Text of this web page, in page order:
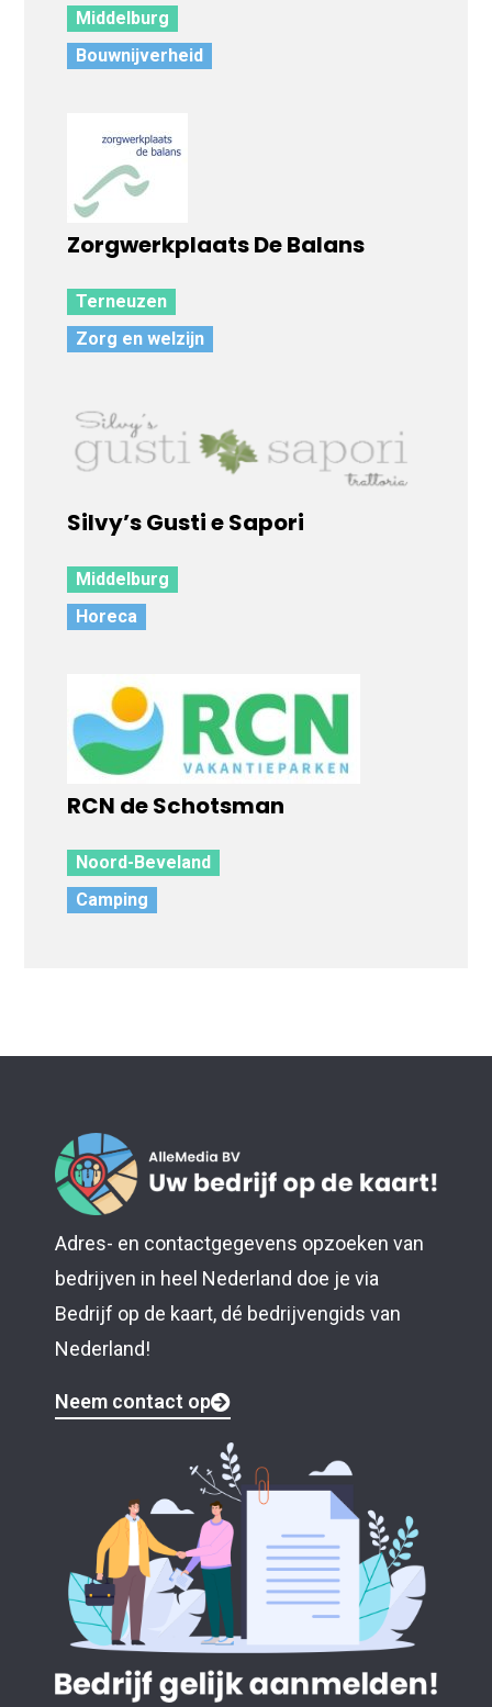
Middelburg
Bouwnijverheid
Zorgwerkplaats De Balans
Terneuzen
Zorg en welzijn
Silvy’s Gusti e Sapori
Middelburg
Horeca
RCN de Schotsman
Noord-Beveland
Camping
Adres- en contactgegevens opzoeken van
bedrijven in heel Nederland doe je via
Bedrijf op de kaart, dé bedrijvengids van
Nederland!
Neem contact op